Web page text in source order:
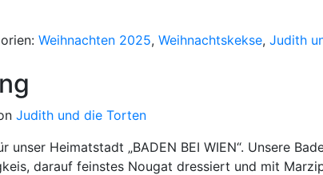
Weihnachten 2025, Weihnachtskekse, Judith
Judith und die Torten
Heimatstadt „BADEN BEI WIEN“. Unsere
darauf feinstes Nougat dressiert und mit